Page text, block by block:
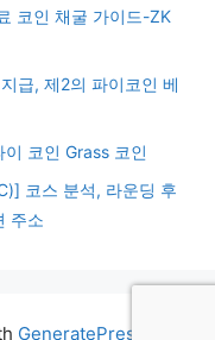
코인 채굴 가이드-ZK
급, 제2의 파이코인 베
코인 Grass 코인
코스 분석, 라운딩 후
주소
GeneratePress